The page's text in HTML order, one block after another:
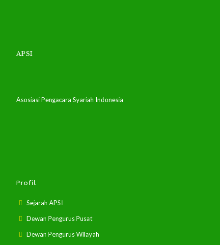
APSI
Asosiasi Pengacara Syariah Indonesia
Profil
Sejarah APSI
Dewan Pengurus Pusat
Dewan Pengurus Wilayah